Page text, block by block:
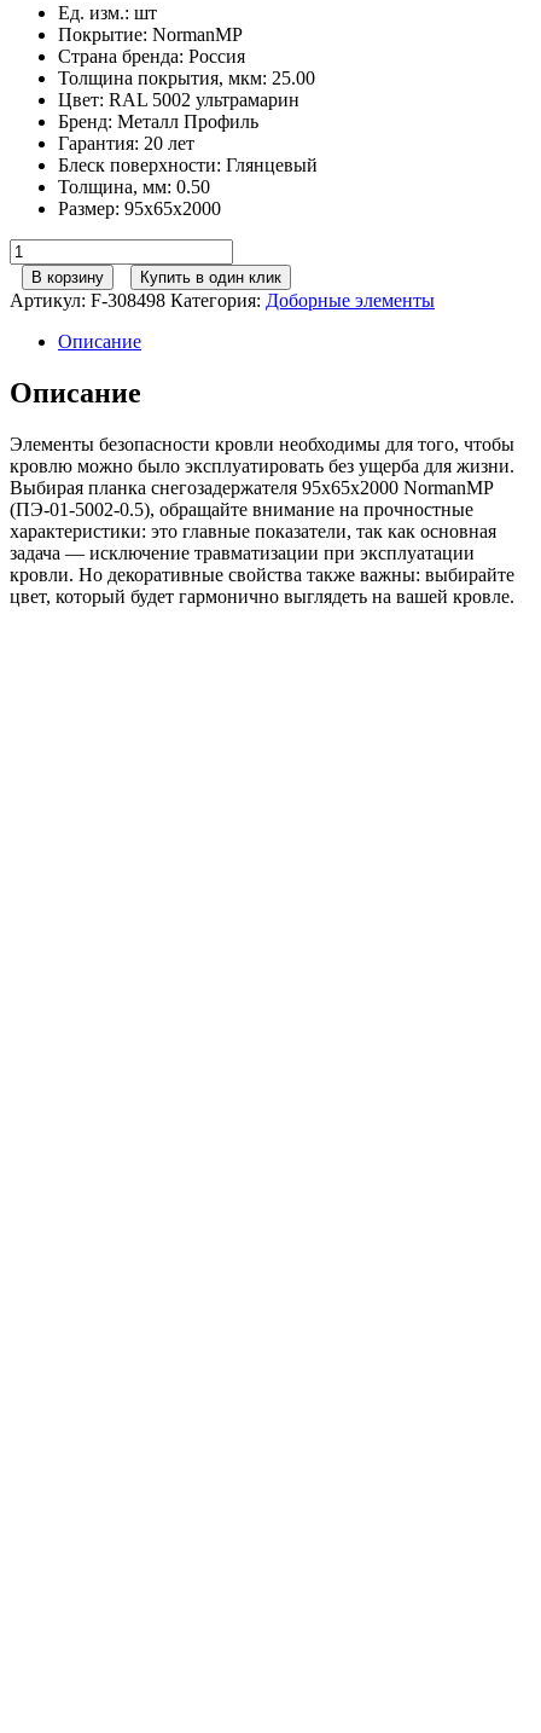
Ед. изм.: шт
Покрытие: NormanMP
Страна бренда: Россия
Толщина покрытия, мкм: 25.00
Цвет: RAL 5002 ультрамарин
Бренд: Металл Профиль
Гарантия: 20 лет
Блеск поверхности: Глянцевый
Толщина, мм: 0.50
Размер: 95х65х2000
Количество
товара
Металл
Профиль
Планка
снегозадержателя
95х65х2000
NormanMP
5002-
0.5)
В корзину Купить в один клик
Артикул: F-308498 Категория: Доборные элементы
Описание
Описание
Элементы безопасности кровли необходимы для того, чтобы
кровлю можно было эксплуатировать без ущерба для жизни.
Выбирая планка снегозадержателя 95х65х2000 NormanMP
(ПЭ-01-5002-0.5), обращайте внимание на прочностные
характеристики: это главные показатели, так как основная
задача — исключение травматизации при эксплуатации
кровли. Но декоративные свойства также важны: выбирайте
цвет, который будет гармонично выглядеть на вашей кровле.